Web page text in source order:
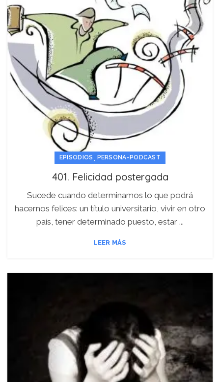
EPISODIOS , PERSONA-PODCAST
401. Felicidad postergada
Sucede cuando determinamos lo que podrá
hacernos felices: un título universitario, vivir en otro
país, tener determinado puesto, estar ...
LEER MÁS